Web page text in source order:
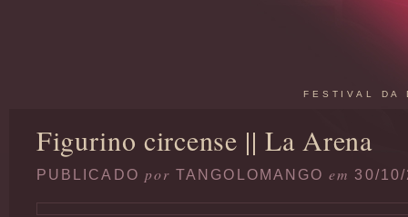
FESTIVAL DA
Figurino circense || La Arena
PUBLICADO por TANGOLOMANGOem 30/